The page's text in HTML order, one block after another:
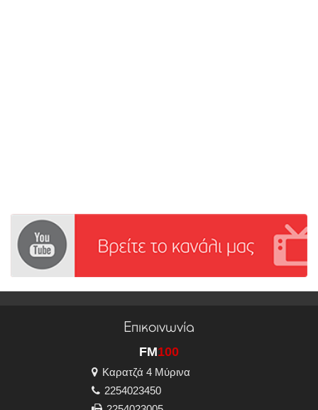
Επικοινωνία
FM100
Καρατζά 4 Μύρινα
2254023450